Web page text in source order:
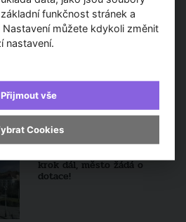
narodil Jan Palach
Obnova náměstí Jiřího z
krok dál, město žádá o
dotace!
funkčnost stránek a
můžete kdykoli změnit
nastavení.
Přijmout vše
Cookies